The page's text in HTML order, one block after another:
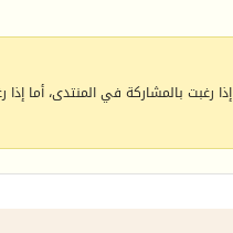
إذا رغبت بالمشاركة في المنتدى، أما إذا